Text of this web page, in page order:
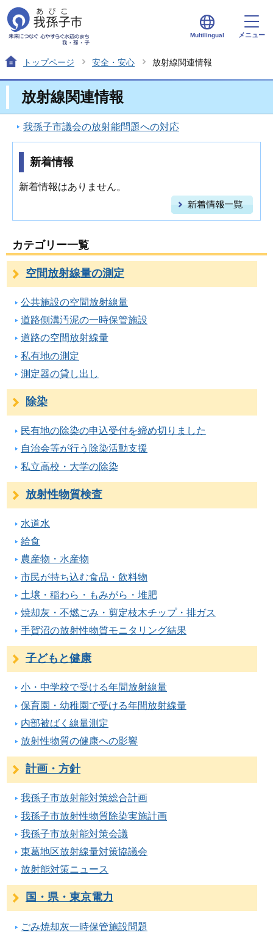
Multilingual メニュー
トップページ 安全・安心 放射線関連情報
放射線関連情報
我孫子市議会の放射能問題への対応
新着情報
新着情報はありません。
カテゴリー一覧
空間放射線量の測定
公共施設の空間放射線量
道路側溝汚泥の一時保管施設
道路の空間放射線量
私有地の測定
測定器の貸し出し
除染
民有地の除染の申込受付を締め切りました
自治会等が行う除染活動支援
私立高校・大学の除染
放射性物質検査
水道水
給食
農産物・水産物
市民が持ち込む食品・飲料物
土壌・稲わら・もみがら・堆肥
焼却灰・不燃ごみ・剪定枝木チップ・排ガス
手賀沼の放射性物質モニタリング結果
子どもと健康
小・中学校で受ける年間放射線量
保育園・幼稚園で受ける年間放射線量
内部被ばく線量測定
放射性物質の健康への影響
計画・方針
我孫子市放射能対策総合計画
我孫子市放射性物質除染実施計画
我孫子市放射能対策会議
東葛地区放射線量対策協議会
放射能対策ニュース
国・県・東京電力
ごみ焼却灰一時保管施設問題